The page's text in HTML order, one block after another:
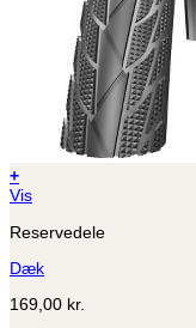
+
Dette
har
varianter.
kan
Vis
Reservedele
Dæk
169,00 kr.